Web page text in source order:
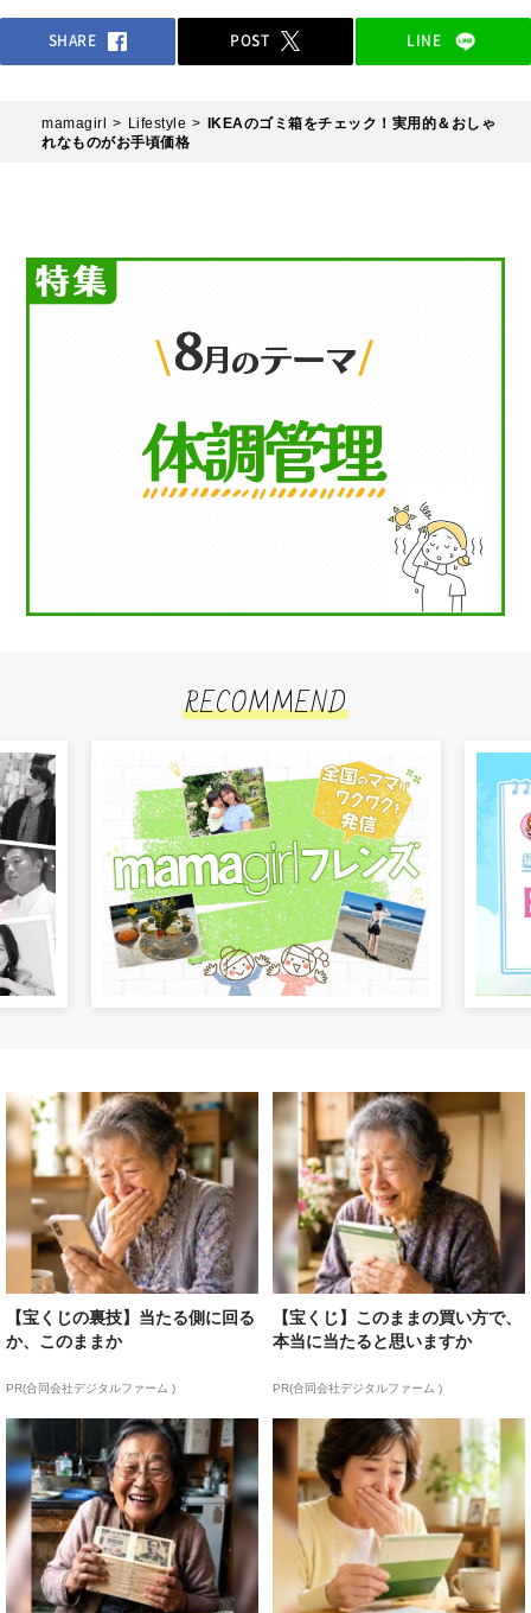
SHARE POST LINE
mamagirl Lifestyle
IKEAのゴミ箱をチェック！実用的＆おしゃ
れなものがお手頃価格
RECOMMEND
【宝くじの裏技】当たる側に回る
か、このままか
PR(合同会社デジタルファーム )
【宝くじ】このままの買い方で、
本当に当たると思いますか
PR(合同会社デジタルファーム )